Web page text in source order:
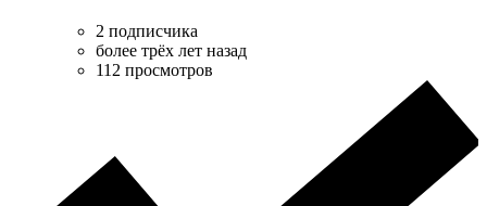
2 подписчика
более трёх лет назад
112 просмотров